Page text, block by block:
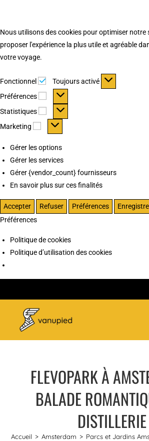
Nous utilisons des cookies pour optimiser notre
proposer l'expérience la plus utile et agréable
votre voyage.
Fonctionnel Fonctionnel
Toujours activé
Préférences
Préférences
Statistiques Statistiques
Marketing Marketing
Gérer les options
Gérer les services
Gérer {vendor_count} fournisseurs
En savoir plus sur ces finalités
Accepter Refuser Préférences
Préférences
Politique de cookies
Politique d’utilisation des cookies
FLEVOPARK À
BALADE
DISTILLERIE
Accueil > Amsterdam > Parcs et Jardins